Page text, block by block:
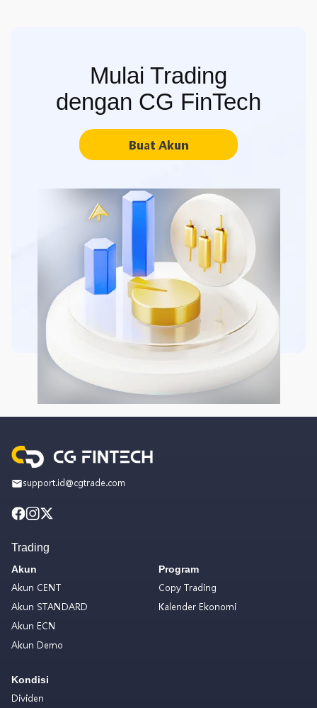
Mulai Trading
dengan CG FinTech
Buat Akun
support.id@cgtrade.com
Trading
Akun
Akun CENT
Akun STANDARD
Akun ECN
Akun Demo
Kondisi
Dividen
Program
Copy Trading
Kalender Ekonomi